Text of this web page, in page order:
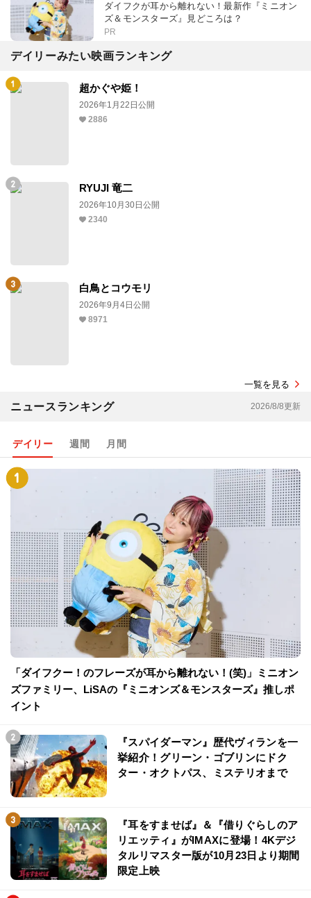
ダイフクが耳から離れない！最新作『ミニオン
ズ＆モンスターズ』見どころは？
PR
デイリーみたい映画ランキング
超かぐや姫！
2026年1月22日公開
2886
RYUJI 竜二
2026年10月30日公開
2340
白鳥とコウモリ
2026年9月4日公開
8971
一覧を見る
ニュースランキング 2026/8/8更新
デイリー 週間 月間
「ダイフクー！のフレーズが耳から離れない！(笑)」ミニオン
ズファミリー、LiSAの『ミニオンズ＆モンスターズ』推しポ
イント
『スパイダーマン』歴代ヴィランを一
挙紹介！グリーン・ゴブリンにドク
ター・オクトパス、ミステリオまで
『耳をすませば』＆『借りぐらしのア
リエッティ』がIMAXに登場！4Kデジ
タルリマスター版が10月23日より期間
限定上映